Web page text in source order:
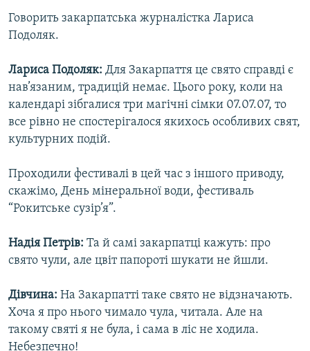
Говорить закарпатська журналістка Лариса
Подоляк.
Лариса Подоляк: Для Закарпаття це свято справді є
нав’язаним, традицій немає. Цього року, коли на
календарі зібгалися три магічні сімки 07.07.07, то
все рівно не спостерігалося якихось особливих свят,
культурних подій.
Проходили фестивалі в цей час з іншого приводу,
скажімо, День мінеральної води, фестиваль
“Рокитське сузір’я”.
Надія Петрів: Та й самі закарпатці кажуть: про
свято чули, але цвіт папороті шукати не йшли.
Дівчина: На Закарпатті таке свято не відзначають.
Хоча я про нього чимало чула, читала. Але на
такому святі я не була, і сама в ліс не ходила.
Небезпечно!